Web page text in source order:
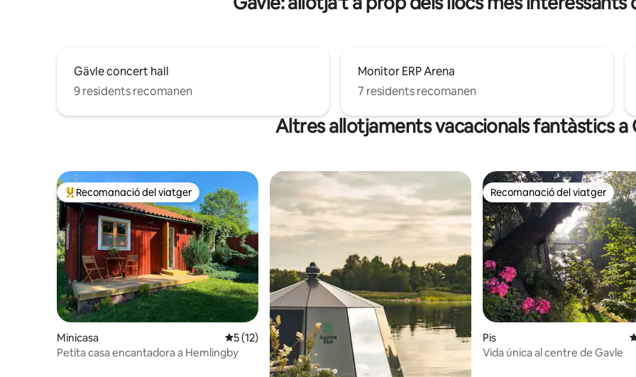
Gävle concert hall
9 residents recomanen
Monitor ERP Arena
7 residents recomanen
Altres allotjaments vacacionals fantàstics a
Principals recomanacions dels viatgers
Recomanació del viatger
Minicasa 5 de puntuació mitjana d'un total de 5; 12 avaluacions
5 (12)
Petita casa encantadora a Hemlingby
Recomanació del viatger
Recomanació del viatger
Pis
Vida única al centre de Gavle